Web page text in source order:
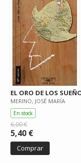
EL ORO DE LOS
MERINO, JOSÉ MARÍA
En stock
6,00 €
5,40 €
Comprar